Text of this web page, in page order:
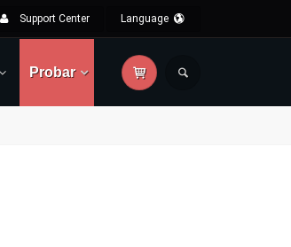
Support Center Language
Probar